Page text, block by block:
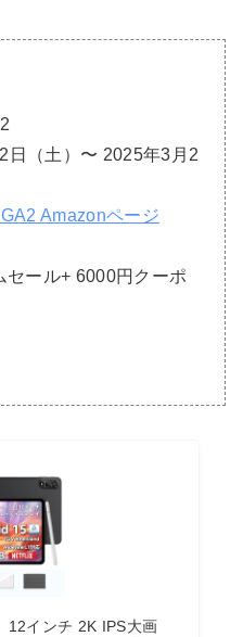
日（土）〜 2025年3月2
Amazonページ
セール+ 6000円クーポ
12インチ 2K IPS大画